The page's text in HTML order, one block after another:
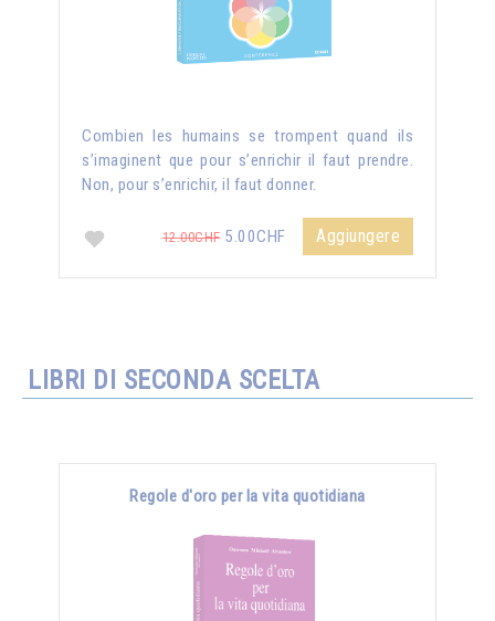
Combien les humains se trompent quand ils
s’imaginent que pour s’enrichir il faut prendre.
Non, pour s’enrichir, il faut donner.
12.00CHF5.00CHF Aggiungere
LIBRI DI SECONDA SCELTA
Regole d'oro per la vita quotidiana